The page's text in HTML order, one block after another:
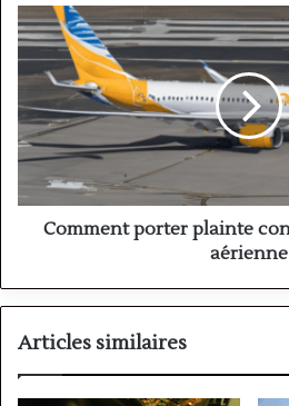
Comment
porter
plainte
contre
une
compagnie
aérienne
Comment porter plainte
aérienne
Articles similaires